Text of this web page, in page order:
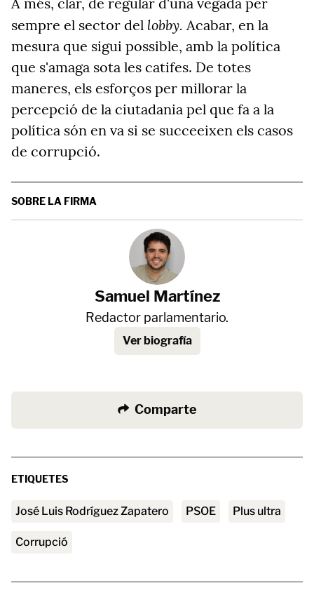
sempre el sector del lobby. Acabar, en la
mesura que sigui possible, amb la política
que s'amaga sota les catifes. De totes
maneres, els esforços per millorar la
percepció de la ciutadania pel que fa a la
política són en va si se succeeixen els casos
de corrupció.
SOBRE LA FIRMA
Samuel Martínez
Redactor parlamentario.
Ver biografía
Comparte
ETIQUETES
José Luis Rodríguez Zapatero PSOE plus ultra
corrupció